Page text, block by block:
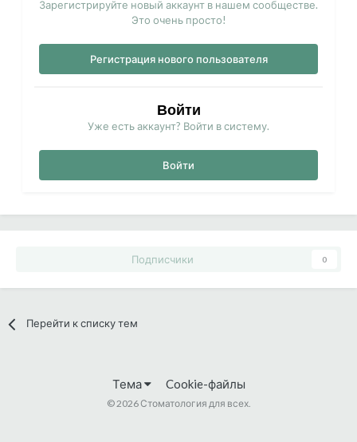
Зарегистрируйте новый аккаунт в нашем сообществе.
Это очень просто!
Регистрация нового пользователя
Войти
Уже есть аккаунт? Войти в систему.
Войти
Подписчики 0
Перейти к списку тем
Тема Cookie-файлы
©2026 Стоматология для всех.